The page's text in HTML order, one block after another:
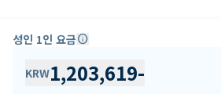
성인 1인 요금info
KRW1,203,619-